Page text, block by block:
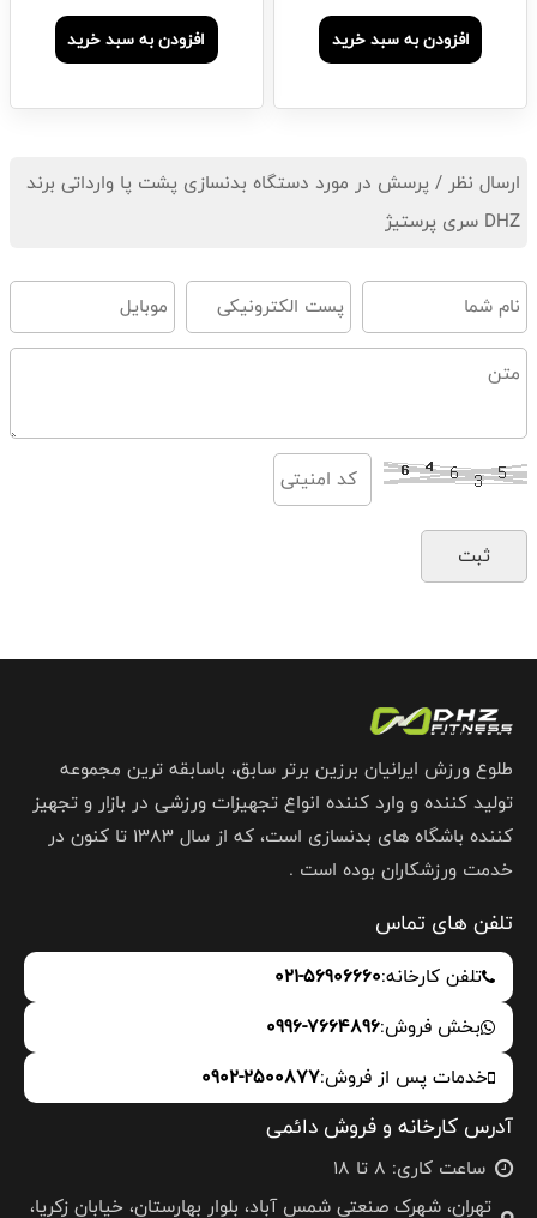
افزودن به سبد خرید افزودن به سبد خرید
ارسال نظر / پرسش در مورد دستگاه بدنسازی پشت پا وارداتی برند
DHZ سری پرستیژ
طلوع ورزش ایرانیان برزین برتر سابق، باسابقه ترین مجموعه
تولید کننده و وارد کننده انواع تجهیزات ورزشی در بازار و تجهیز
کننده باشگاه های بدنسازی است، که از سال 1383 تا کنون در
خدمت ورزشکاران بوده است .
تلفن های تماس
تلفن کارخانه:021-56906660
بخش فروش:0996-7664896
خدمات پس از فروش:0902-2500877
آدرس کارخانه و فروش دائمی
ساعت کاری: 8 تا 18
تهران، شهرک صنعتی شمس آباد، بلوار بهارستان، خیابان زکریا،